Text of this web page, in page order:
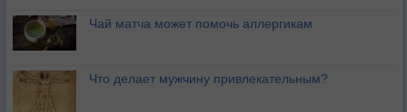
Чай матча может помочь аллергикам
Что делает мужчину привлекательным?